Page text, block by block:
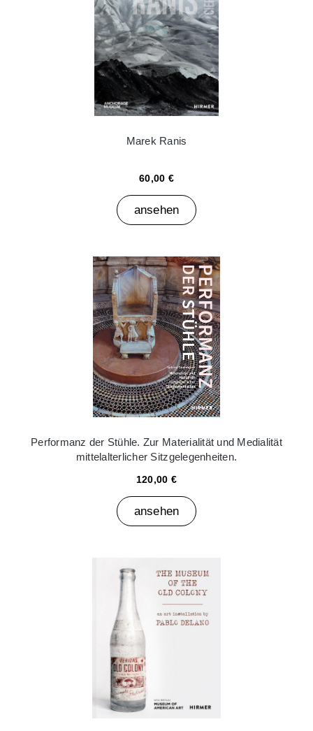
Marek Ranis
60,00 €
ansehen
Performanz der Stühle. Zur Materialität und Medialität
mittelalterlicher Sitzgelegenheiten.
120,00 €
ansehen